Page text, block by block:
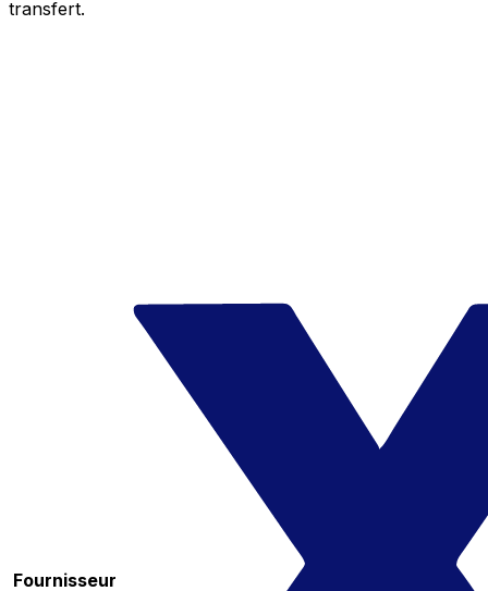
transfert.
Fournisseur